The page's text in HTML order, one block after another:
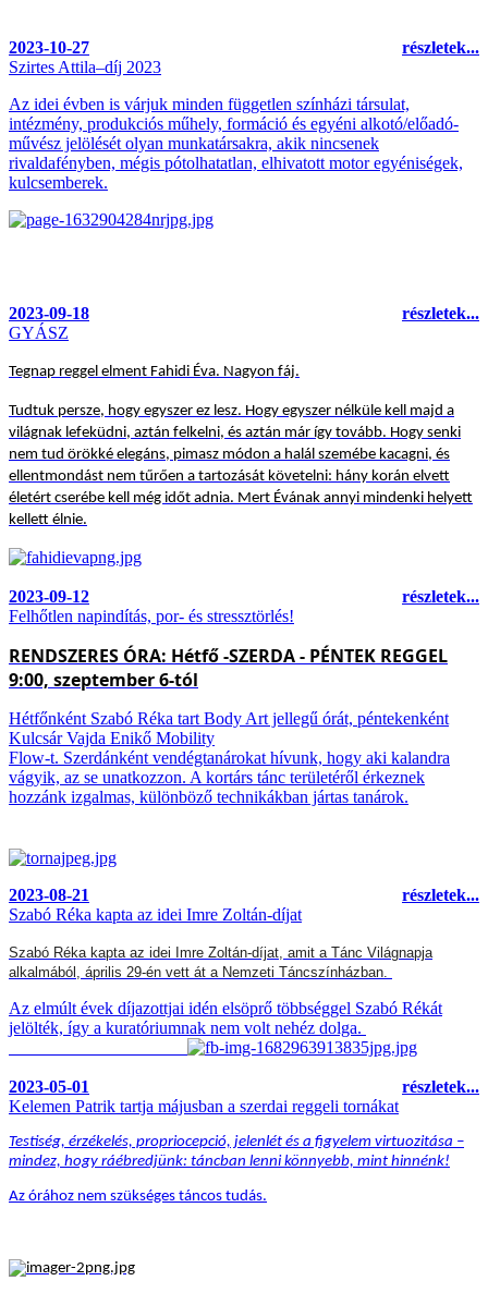
2023-10-27
részletek...
Szirtes Attila–díj 2023
Az idei évben is várjuk minden független színházi társulat,
intézmény, produkciós műhely, formáció és egyéni alkotó/előadó-
művész jelölését olyan munkatársakra, akik nincsenek
rivaldafényben, mégis pótolhatatlan, elhivatott motor egyéniségek,
kulcsemberek.
2023-09-18
részletek...
GYÁSZ
Tegnap reggel elment Fahidi Éva. Nagyon fáj.
Tudtuk persze, hogy egyszer ez lesz. Hogy egyszer nélküle kell majd a
világnak lefeküdni, aztán felkelni, és aztán már így tovább. Hogy senki
nem tud örökké elegáns, pimasz módon a halál szemébe kacagni, és
ellentmondást nem tűrően a tartozását követelni: hány korán elvett
életért cserébe kell még időt adnia. Mert Évának annyi mindenki helyett
kellett élnie.
2023-09-12
részletek...
Felhőtlen napindítás, por- és stressztörlés!
RENDSZERES ÓRA: Hétfő -SZERDA - PÉNTEK REGGEL
9:00, szeptember 6-tól
Hétfőnként Szabó Réka tart Body Art jellegű órát, péntekenként
Kulcsár Vajda Enikő Mobility
Flow-t. Szerdánként vendégtanárokat hívunk, hogy aki kalandra
vágyik, az se unatkozzon. A kortárs tánc területéről érkeznek
hozzánk izgalmas, különböző technikákban jártas tanárok.
2023-08-21
részletek...
Szabó Réka kapta az idei Imre Zoltán-díjat
Szabó Réka kapta az idei Imre Zoltán-díjat, amit a Tánc Világnapja
alkalmából, április 29-én vett át a Nemzeti Táncszínházban.
Az elmúlt évek díjazottjai idén elsöprő többséggel Szabó Rékát
jelölték, így a kuratóriumnak nem volt nehéz dolga.
2023-05-01
részletek...
Kelemen Patrik tartja májusban a szerdai reggeli tornákat
Testiség, érzékelés, propriocepció, jelenlét és a figyelem virtuozitása –
mindez, hogy ráébredjünk: táncban lenni könnyebb, mint hinnénk!
Az órához nem szükséges táncos tudás.